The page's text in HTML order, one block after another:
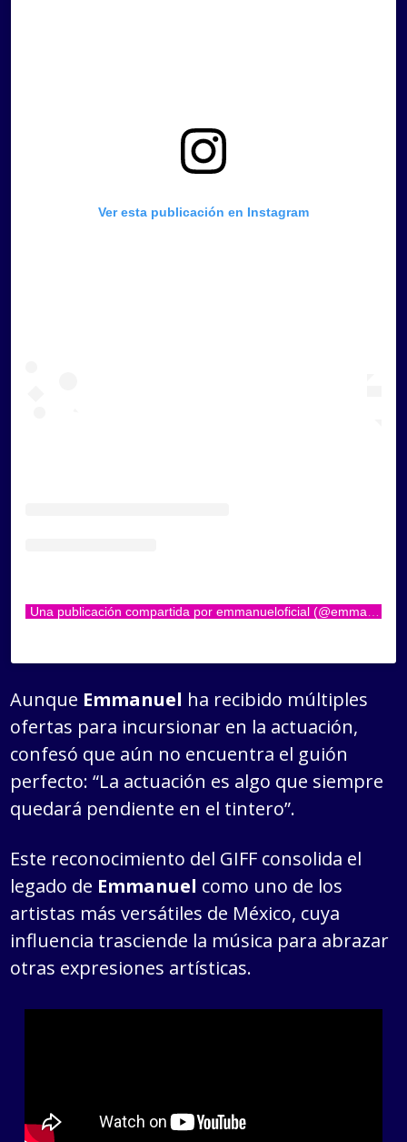
Ver esta publicación en Instagram
Aunque Emmanuel ha recibido múltiples
ofertas para incursionar en la actuación,
confesó que aún no encuentra el guión
perfecto: “La actuación es algo que siempre
quedará pendiente en el tintero”.
Este reconocimiento del GIFF consolida el
legado de Emmanuel como uno de los
artistas más versátiles de México, cuya
influencia trasciende la música para abrazar
otras expresiones artísticas.